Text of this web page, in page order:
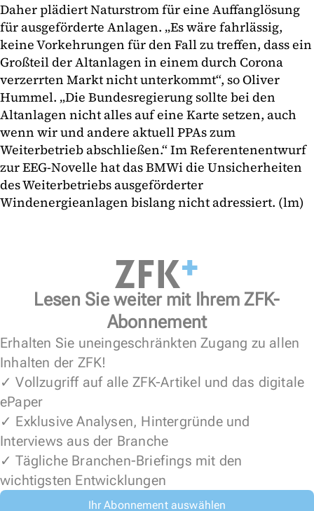
Daher plädiert Naturstrom für eine Auffanglösung
für ausgeförderte Anlagen. „Es wäre fahrlässig,
keine Vorkehrungen für den Fall zu treffen, dass ein
Großteil der Altanlagen in einem durch Corona
verzerrten Markt nicht unterkommt“, so Oliver
Hummel. „Die Bundesregierung sollte bei den
Altanlagen nicht alles auf eine Karte setzen, auch
wenn wir und andere aktuell PPAs zum
Weiterbetrieb abschließen.“ Im Referentenentwurf
zur EEG-Novelle hat das BMWi die Unsicherheiten
des Weiterbetriebs ausgeförderter
Windenergieanlagen bislang nicht adressiert. (lm)
Lesen Sie weiter mit Ihrem ZFK-
Abonnement
Erhalten Sie uneingeschränkten Zugang zu allen
Inhalten der ZFK!
✓ Vollzugriff auf alle ZFK-Artikel und das digitale
ePaper
✓ Exklusive Analysen, Hintergründe und
Interviews aus der Branche
✓ Tägliche Branchen-Briefings mit den
wichtigsten Entwicklungen
Ihr Abonnement auswählen